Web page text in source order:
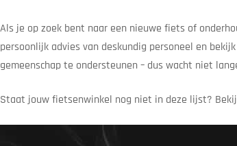
Als je op zoek bent naar een nieuwe fiets of
persoonlijk advies van deskundig personeel en
gemeenschap te ondersteunen – dus wacht niet
Staat jouw fietsenwinkel nog niet in deze lijst?